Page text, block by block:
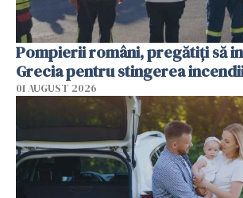
Pompierii români, pregătiţi să
Grecia pentru stingerea
01 AUGUST 2026